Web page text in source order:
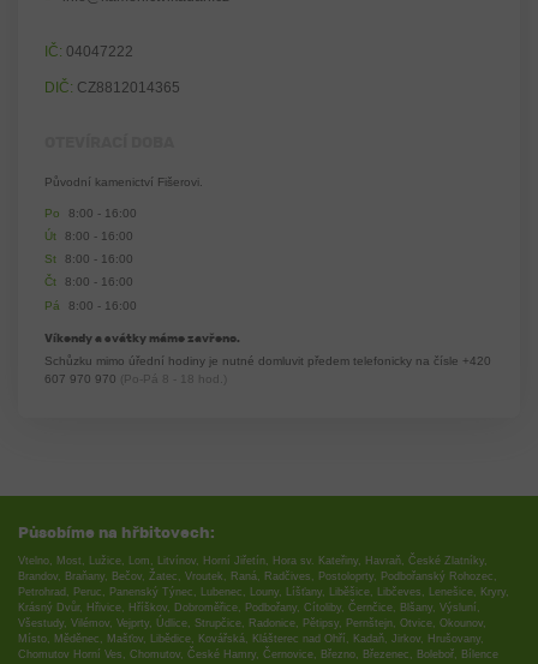
IČ: 04047222
DIČ: CZ8812014365
Původní kamenictví Fišerovi.
Po
8:00 - 16:00
Út
8:00 - 16:00
St
8:00 - 16:00
Čt
8:00 - 16:00
Pá
8:00 - 16:00
Víkendy a svátky máme zavřeno.
Schůzku mimo úřední hodiny je nutné domluvit předem telefonicky na čísle +420
607 970 970
(Po-Pá 8 - 18 hod.)
Působíme na hřbitovech:
Vtelno, Most , Lužice, Lom , Litvínov, Horní Jiřetín, Hora sv. Kateřiny, Havraň, České Zlatníky,
Brandov, Braňany, Bečov, Žatec , Vroutek , Raná, Radčives , Postoloprty, Podbořanský Rohozec ,
Petrohrad , Peruc , Panenský Týnec , Lubenec , Louny, Líšťany, Liběšice, Libčeves , Lenešice, Kryry,
Krásný Dvůr, Hřivice, Hříškov, Dobroměřice, Podbořany, Cítoliby, Černčice, Blšany, Výsluní ,
Všestudy, Vilémov, Vejprty, Údlice, Strupčice, Radonice, Pětipsy, Pernštejn, Otvice, Okounov,
Místo, Měděnec , Mašťov, Libědice, Kovářská, Klášterec nad Ohří , Kadaň, Jirkov, Hrušovany,
Chomutov Horní Ves , Chomutov, České Hamry, Černovice, Březno, Březenec , Boleboř, Bílence